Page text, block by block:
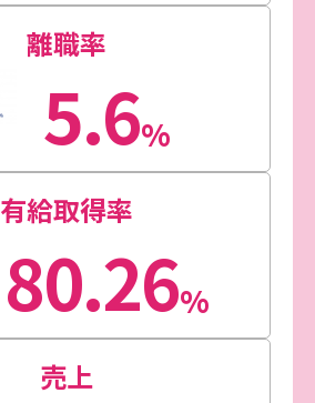
離職率
5.6%
有給取得率
80.26%
売上